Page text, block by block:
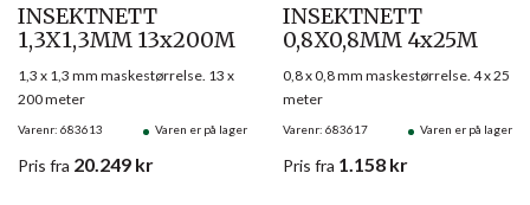
INSEKTNETT
1,3X1,3MM 13x200M
Varenr: 683613 Varen er på lager
1,3 x 1,3 mm maskestørrelse. 13 x
200 meter
Pris fra 20.249 kr
INSEKTNETT
0,8X0,8MM 4x25M
Varenr: 683617 Varen er på lager
0,8 x 0,8 mm maskestørrelse. 4 x 25
meter
Pris fra 1.158 kr